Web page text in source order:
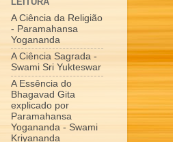
A Ciência da Religião
- Paramahansa
Yogananda
A Ciência Sagrada -
Swami Sri Yukteswar
A Essência do
Bhagavad Gita
explicado por
Paramahansa
Yogananda - Swami
Kriyananda